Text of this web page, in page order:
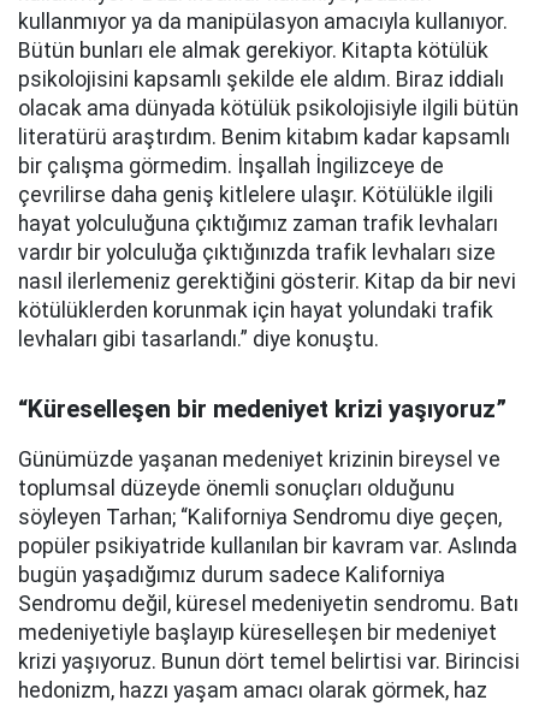
kullanmıyor ya da manipülasyon amacıyla kullanıyor.
Bütün bunları ele almak gerekiyor. Kitapta kötülük
psikolojisini kapsamlı şekilde ele aldım. Biraz iddialı
olacak ama dünyada kötülük psikolojisiyle ilgili bütün
literatürü araştırdım. Benim kitabım kadar kapsamlı
bir çalışma görmedim. İnşallah İngilizceye de
çevrilirse daha geniş kitlelere ulaşır. Kötülükle ilgili
hayat yolculuğuna çıktığımız zaman trafik levhaları
vardır bir yolculuğa çıktığınızda trafik levhaları size
nasıl ilerlemeniz gerektiğini gösterir. Kitap da bir nevi
kötülüklerden korunmak için hayat yolundaki trafik
levhaları gibi tasarlandı.” diye konuştu.
“Küreselleşen bir medeniyet krizi yaşıyoruz”
Günümüzde yaşanan medeniyet krizinin bireysel ve
toplumsal düzeyde önemli sonuçları olduğunu
söyleyen Tarhan; “Kaliforniya Sendromu diye geçen,
popüler psikiyatride kullanılan bir kavram var. Aslında
bugün yaşadığımız durum sadece Kaliforniya
Sendromu değil, küresel medeniyetin sendromu. Batı
medeniyetiyle başlayıp küreselleşen bir medeniyet
krizi yaşıyoruz. Bunun dört temel belirtisi var. Birincisi
hedonizm, hazzı yaşam amacı olarak görmek, haz